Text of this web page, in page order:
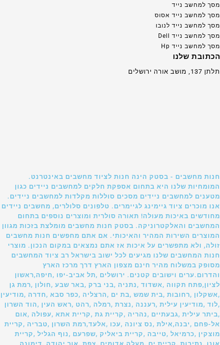
מסך למחשב נייד
מסך למחשב נייד אסוס
מסך למחשב נייד לנובו
מסך למחשב נייד Dell
מסך למחשב נייד Hp
הכתובת שלנו
תלתן 137, מושב אורה ירושלים
חנות מחשבים - בסטק הינה חנות לציוד מחשבים באינטרנט.
המומחיות שלנו היא בתחום אספקת חלקים למחשבים ניידים כגון
מטענים למחשבים ניידים מסכים סוללות מקלדות למחשבים ניידים.
אנו מוכרים ציוד גיימינג לגיימרים. טלפונים סלולרים, מחשבים ניידים
מחודשים באיכות מעולה! תאורה סולרית ומוצרים נוספים בתחום
המחשבים והאלקטרוניקה. בסטק חנות מחשבים מומלצת בזכות מגוון
המוצרים השירות המהיר והאיכותי. אם אתם מחפשים חנות מחשבים
זולה, ולא מתפשרים על איכות אז אתם נמצאים במקום הנכון. מוצרי
חנות המחשבים שלנו מגיעים לכל ישוב בישראל רב ציוד המחשבים
מסופק במשלוח מהיר חינם מצפון הארץ דרך מרכז הארץ
והדרום.ערים וישובים קטנים. ירושלים ,תל אביב-יפו ,חיפה,ראשון
לציון,פתח תקווה ,אשדוד ,נתניה ,בני ברק ,באר שבע ,חולון ,רמת גן
,אשקלון ,רחובות ,בית שמש ,בת ים ,הרצליה ,כפר סבא ,חדרה ,מודיעין
,לוד ,מודיעין עילית ,רעננה ,נצרת ,רמלה ,רהט ,ראש העין ,הוד השרון
,ביתר עילית ,גבעתיים ,נהריה ,קריית גת ,קריית אתא ,עפולה ,אום
אל-פחם ,יבנה,אילת ,נס ציונה ,עכו ,אלעד,רמת השרון ,טבריה ,קריית
מוצקין ,כרמיאל ,טייבה ,קריית ביאליק ,שפרעם ,נוף הגליל ,קריית